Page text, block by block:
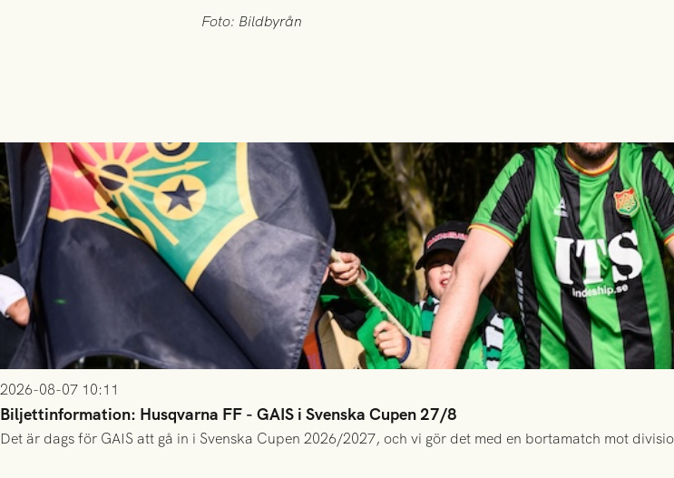
Foto: Bildbyrån
2026-08-07 10:11
Biljettinformation: Husqvarna FF - GAIS i Svenska Cupen 27/8
Det är dags för GAIS att gå in i Svenska Cupen 2026/2027, och vi gör det med en bortamatch mot